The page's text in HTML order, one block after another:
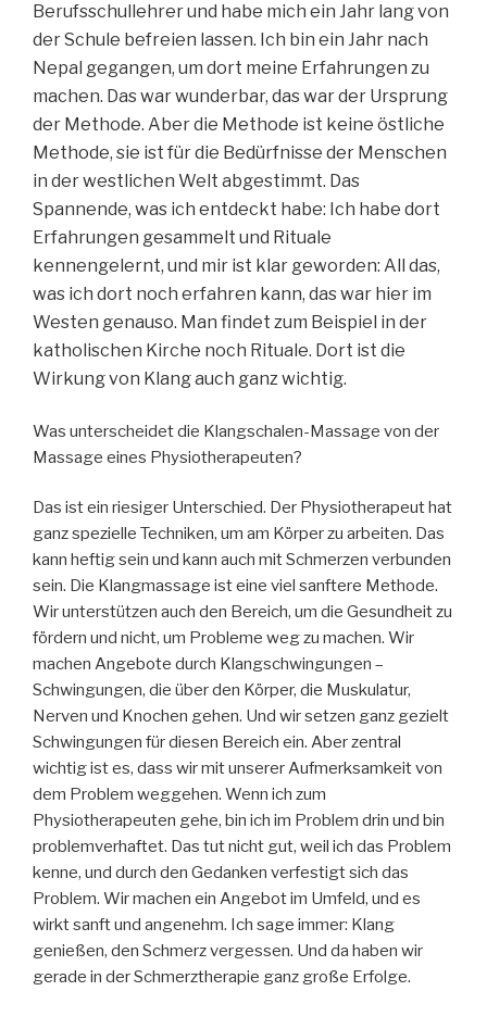
Berufsschullehrer und habe mich ein Jahr lang von
der Schule befreien lassen. Ich bin ein Jahr nach
Nepal gegangen, um dort meine Erfahrungen zu
machen. Das war wunderbar, das war der Ursprung
der Methode. Aber die Methode ist keine östliche
Methode, sie ist für die Bedürfnisse der Menschen
in der westlichen Welt abgestimmt. Das
Spannende, was ich entdeckt habe: Ich habe dort
Erfahrungen gesammelt und Rituale
kennengelernt, und mir ist klar geworden: All das,
was ich dort noch erfahren kann, das war hier im
Westen genauso. Man findet zum Beispiel in der
katholischen Kirche noch Rituale. Dort ist die
Wirkung von Klang auch ganz wichtig.
Was unterscheidet die Klangschalen-Massage von der
Massage eines Physiotherapeuten?
Das ist ein riesiger Unterschied. Der Physiotherapeut hat
ganz spezielle Techniken, um am Körper zu arbeiten. Das
kann heftig sein und kann auch mit Schmerzen verbunden
sein. Die Klangmassage ist eine viel sanftere Methode.
Wir unterstützen auch den Bereich, um die Gesundheit zu
fördern und nicht, um Probleme weg zu machen. Wir
machen Angebote durch Klangschwingungen –
Schwingungen, die über den Körper, die Muskulatur,
Nerven und Knochen gehen. Und wir setzen ganz gezielt
Schwingungen für diesen Bereich ein. Aber zentral
wichtig ist es, dass wir mit unserer Aufmerksamkeit von
dem Problem weggehen. Wenn ich zum
Physiotherapeuten gehe, bin ich im Problem drin und bin
problemverhaftet. Das tut nicht gut, weil ich das Problem
kenne, und durch den Gedanken verfestigt sich das
Problem. Wir machen ein Angebot im Umfeld, und es
wirkt sanft und angenehm. Ich sage immer: Klang
genießen, den Schmerz vergessen. Und da haben wir
gerade in der Schmerztherapie ganz große Erfolge.